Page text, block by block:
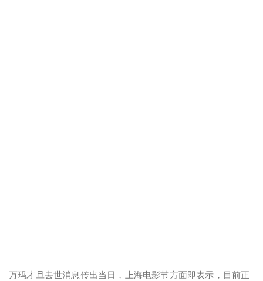
万玛才旦去世消息传出当日，上海电影节方面即表示，目前正